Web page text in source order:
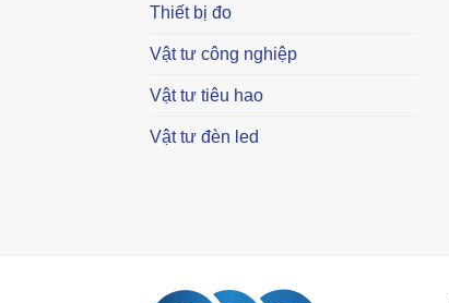
Thiết bị đo
Vật tư công nghiệp
Vật tư tiêu hao
Vật tư đèn led